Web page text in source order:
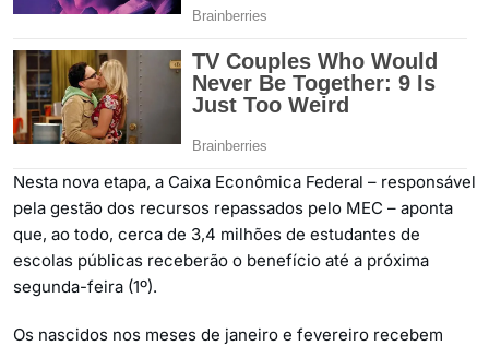
Nesta nova etapa, a Caixa Econômica Federal – responsável
pela gestão dos recursos repassados pelo MEC – aponta
que, ao todo, cerca de 3,4 milhões de estudantes de
escolas públicas receberão o benefício até a próxima
segunda-feira (1º).
Os nascidos nos meses de janeiro e fevereiro recebem